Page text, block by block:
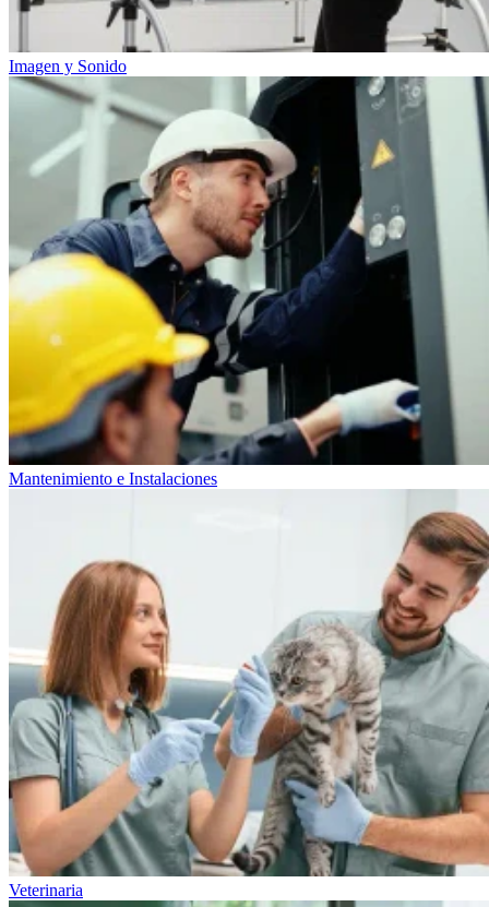
Imagen y Sonido
Mantenimiento e Instalaciones
Veterinaria